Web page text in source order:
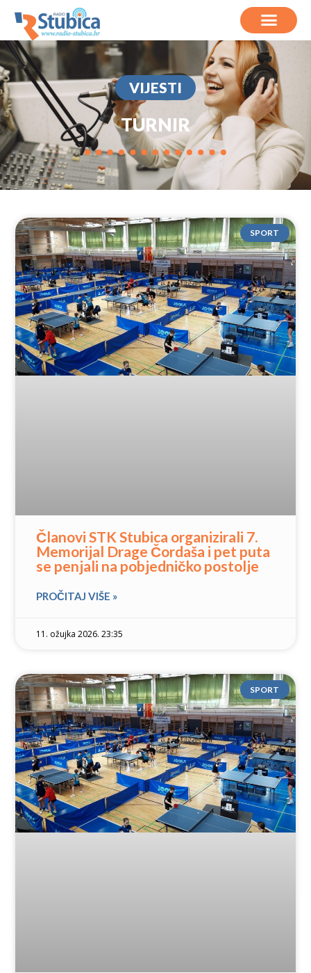
VIJESTI
TURNIR
SPORT
Članovi STK Stubica organizirali 7.
Memorijal Drage Čordaša i pet puta
se penjali na pobjedničko postolje
PROČITAJ VIŠE »
11. ožujka 2026. 23:35
SPORT